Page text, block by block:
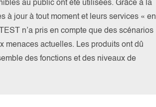
au public ont été utilisées. Grâce à la
à jour à tout moment et leurs services « en
n’a pris en compte que des scénarios
menaces actuelles. Les produits ont dû
des fonctions et des niveaux de